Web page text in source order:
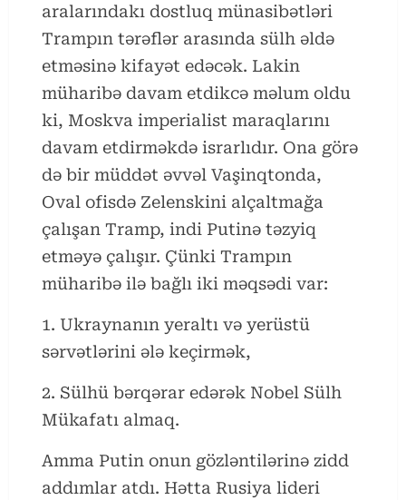
aralarındakı dostluq münasibətləri
Trampın tərəflər arasında sülh əldə
etməsinə kifayət edəcək. Lakin
müharibə davam etdikcə məlum oldu
ki, Moskva imperialist maraqlarını
davam etdirməkdə israrlıdır. Ona görə
də bir müddət əvvəl Vaşinqtonda,
Oval ofisdə Zelenskini alçaltmağa
çalışan Tramp, indi Putinə təzyiq
etməyə çalışır. Çünki Trampın
müharibə ilə bağlı iki məqsədi var:
1. Ukraynanın yeraltı və yerüstü
sərvətlərini ələ keçirmək,
2. Sülhü bərqərar edərək Nobel Sülh
Mükafatı almaq.
Amma Putin onun gözləntilərinə zidd
addımlar atdı. Hətta Rusiya lideri